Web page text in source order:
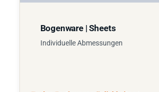
Bogenware | Sheets
Individuelle Abmessungen